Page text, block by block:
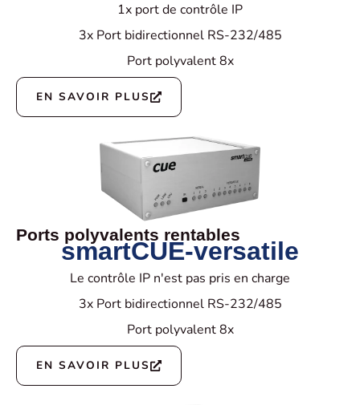
1x port de contrôle IP
3x Port bidirectionnel RS-232/485
Port polyvalent 8x
EN SAVOIR PLUS
Ports polyvalents rentables
smartCUE-versatile
Le contrôle IP n'est pas pris en charge
3x Port bidirectionnel RS-232/485
Port polyvalent 8x
EN SAVOIR PLUS